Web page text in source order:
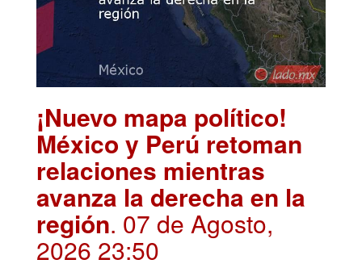
¡Nuevo mapa político!
México y Perú retoman
relaciones mientras
avanza la derecha en la
región. 07 de Agosto,
2026 23:50